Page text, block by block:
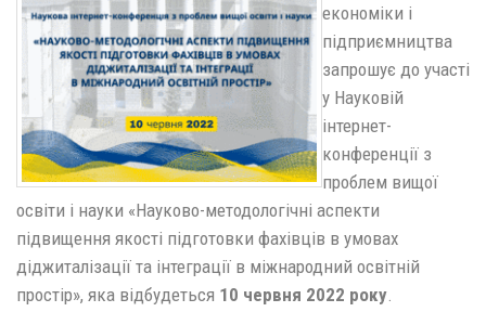
економіки і
підприємництва
запрошує до участі
у Науковій
інтернет-
конференції з
проблем вищої
освіти і науки «Науково-методологічні аспекти
підвищення якості підготовки фахівців в умовах
діджиталізації та інтеграції в міжнародний освітній
простір», яка відбудеться 10 червня 2022 року